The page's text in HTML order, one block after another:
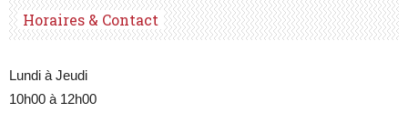
Horaires & Contact
Lundi à Jeudi
10h00 à 12h00